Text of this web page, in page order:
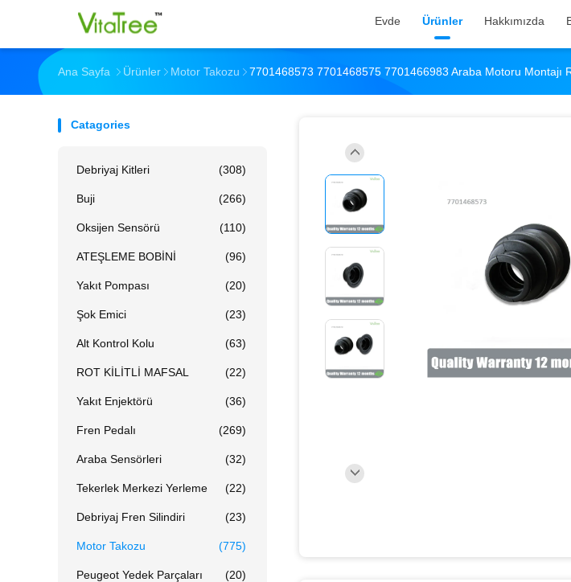
Evde Ürünler Hakkımızda
Ana Sayfa Ürünler Motor Takozu 7701468573 7701468575 7701466983 Araba Motoru Montajı
Catagories
Debriyaj Kitleri (308)
Buji (266)
Oksijen Sensörü (110)
ATEŞLEME BOBİNİ (96)
Yakıt Pompası (20)
Şok Emici (23)
Alt Kontrol Kolu (63)
ROT KİLİTLİ MAFSAL (22)
Yakıt Enjektörü (36)
Fren Pedalı (269)
Araba Sensörleri (32)
Tekerlek Merkezi Yerleme (22)
Debriyaj Fren Silindiri (23)
Motor Takozu (775)
Peugeot Yedek Parçaları (20)